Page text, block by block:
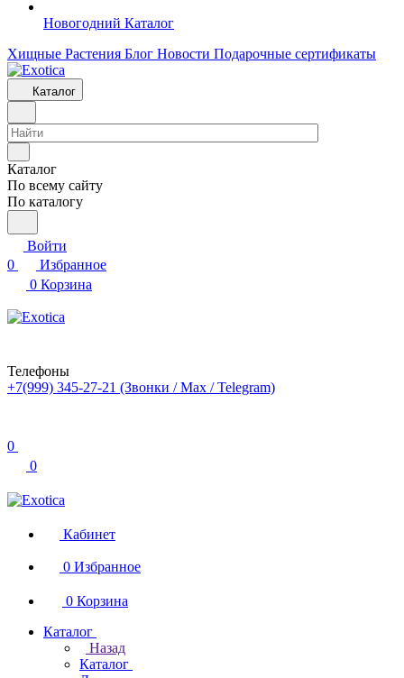
Новогодний Каталог
Хищные Растения Блог Новости Подарочные сертификаты
Каталог
Каталог
По всему сайту
По каталогу
Войти
0
Избранное
0 Корзина
Телефоны
+7(999) 345-27-21 (Звонки / Max / Telegram)
0
0
Кабинет
0 Избранное
0 Корзина
Каталог
Назад
Каталог